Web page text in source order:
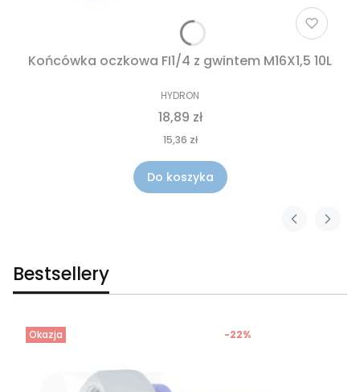
Końcówka oczkowa FI1/4 z gwintem M16X1,5 10L
HYDRON
18,89 zł
15,36 zł
Do koszyka
Bestsellery
Okazja -22%